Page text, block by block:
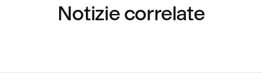
Notizie correlate